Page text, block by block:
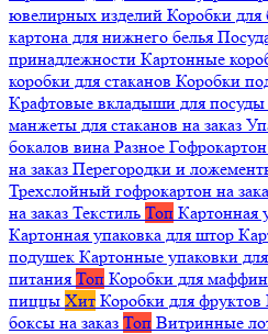
ювелирных изделий Коробки для
картона для нижнего белья
принадлежности Картонные
коробки для стаканов Коробки
Крафтовые вкладыши для посуды
манжеты для стаканов на заказ
бокалов вина Разное Гофрокартон
на заказ Перегородки и
Трехслойный гофрокартон на
на заказ Текстиль Топ Картонная
Картонная упаковка для штор
подушек Картонные упаковки
питания Топ Коробки для
пиццы Хит Коробки для фруктов
боксы на заказ Топ Витринные